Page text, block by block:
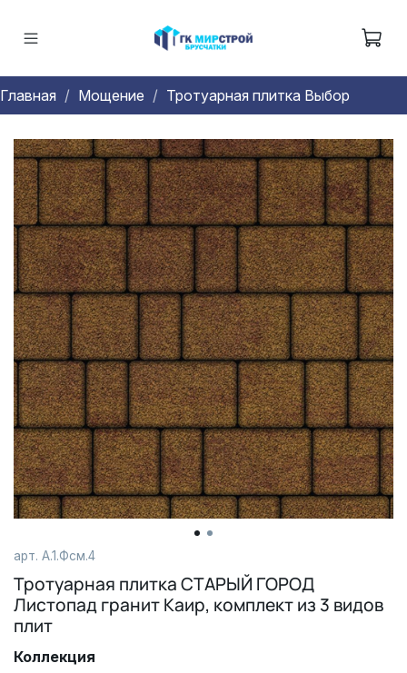
Главная Мощение Тротуарная плитка Выбор
арт. А.1.Фсм.4
Тротуарная плитка СТАРЫЙ ГОРОД
Листопад гранит Каир, комплект из 3 видов
плит
Коллекция